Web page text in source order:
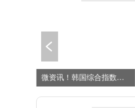
微资讯！韩国综合指数跌幅扩大至超5% 三星电子跌逾7%